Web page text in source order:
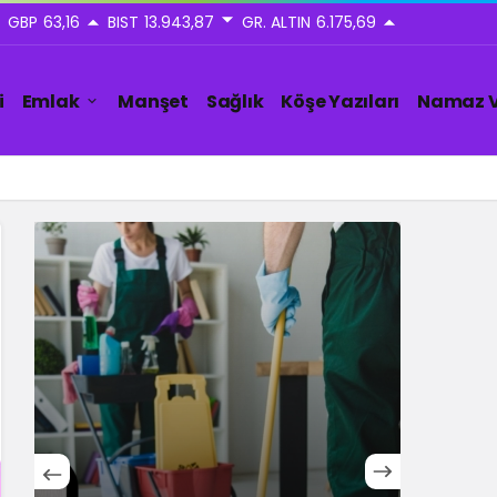
GBP 63,16 BIST 13.943,87 GR. ALTIN 6.175,69
Emlak Manşet Sağlık Köşe Yazıları Namaz